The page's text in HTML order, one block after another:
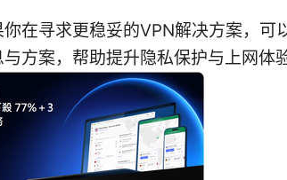
在寻求更稳妥的VPN解决方案，可
方案，帮助提升隐私保护与上网体